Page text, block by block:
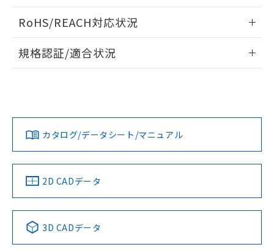
タイムチャート
A: 380mm以上、B: 300mm以上
120mm以上、n: 140mm以上
検出物体の大きさと材質による影響
検出領域
ドすることができます。
ログイン/会員登録
ダウンロードデータをご利用いただく前に、以下を必ずお読
みください。
ソフトウェアの使用条件
RoHS/REACH対応状況
EU RoHS 注意事項・凡例
対応済み
中国 RoHS 注意事項・凡例
Pb Hg Cd Cr(VI)
規格認証/適合状況
LR型式承認
（イギリス
船舶規格）
DNV型式承認
（ノルウェー
BV型式承認
（フランス
KR型式
（韓国
No No No No
この製品の規格認証/適合状況ページへ
カタログ/データシート/マニュアル
2D CADデータ
3D CADデータ